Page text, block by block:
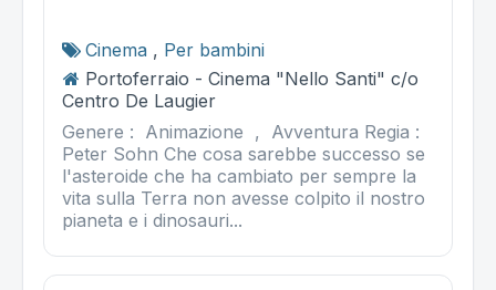
Cinema , Per bambini
Portoferraio - Cinema "Nello Santi" c/o
Centro De Laugier
Genere : Animazione , Avventura Regia :
Peter Sohn Che cosa sarebbe successo se
l'asteroide che ha cambiato per sempre la
vita sulla Terra non avesse colpito il nostro
pianeta e i dinosauri...